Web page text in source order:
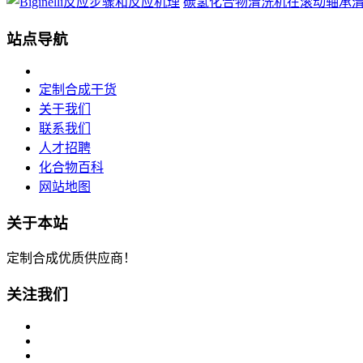
站点导航
定制合成干货
关于我们
联系我们
人才招聘
化合物百科
网站地图
关于本站
定制合成优质供应商！
关注我们